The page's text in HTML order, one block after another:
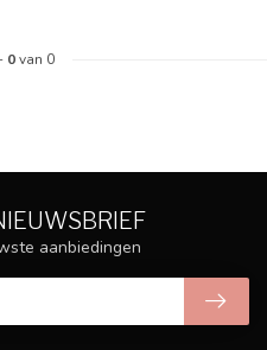
- 0van 0
aanbiedingen